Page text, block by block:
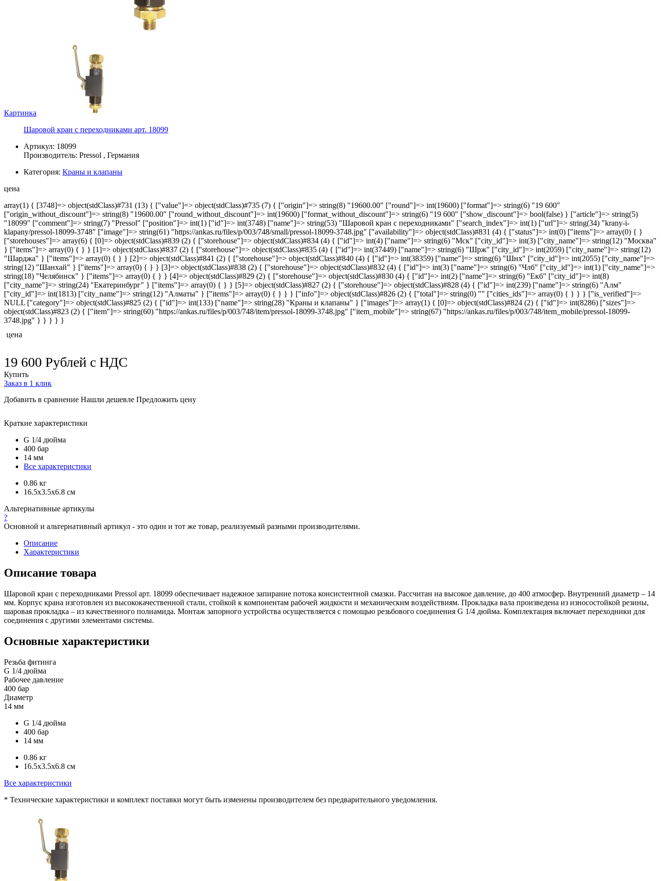
Картинка
Шаровой кран с переходниками арт. 18099
Артикул: 18099
Производитель: Pressol , Германия
Категория: Краны и клапаны
цена
array(1) { [3748]=> object(stdClass)#731 (13) { ["value"]=> object(stdClass)#735 (7) { ["origin"]=> string(8) "19600.00" ["round"]=> int(19600) ["format"]=> string(6) "19 600"
["origin_without_discount"]=> string(8) "19600.00" ["round_without_discount"]=> int(19600) ["format_without_discount"]=> string(6) "19 600" ["show_discount"]=> bool(false) } ["article"]=> string(5)
"18099" ["comment"]=> string(7) "Pressol" ["position"]=> int(1) ["id"]=> int(3748) ["name"]=> string(53) "Шаровой кран с переходниками" ["search_index"]=> int(1) ["url"]=> string(34) "krany-i-
klapany/pressol-18099-3748" ["image"]=> string(61) "https://ankas.ru/files/p/003/748/small/pressol-18099-3748.jpg" ["availability"]=> object(stdClass)#831 (4) { ["status"]=> int(0) ["items"]=> array(0) { }
["storehouses"]=> array(6) { [0]=> object(stdClass)#839 (2) { ["storehouse"]=> object(stdClass)#834 (4) { ["id"]=> int(4) ["name"]=> string(6) "Мск" ["city_id"]=> int(3) ["city_name"]=> string(12) "Москва"
} ["items"]=> array(0) { } } [1]=> object(stdClass)#837 (2) { ["storehouse"]=> object(stdClass)#835 (4) { ["id"]=> int(37449) ["name"]=> string(6) "Шрж" ["city_id"]=> int(2059) ["city_name"]=> string(12)
"Шарджа" } ["items"]=> array(0) { } } [2]=> object(stdClass)#841 (2) { ["storehouse"]=> object(stdClass)#840 (4) { ["id"]=> int(38359) ["name"]=> string(6) "Шнх" ["city_id"]=> int(2055) ["city_name"]=>
string(12) "Шанхай" } ["items"]=> array(0) { } } [3]=> object(stdClass)#838 (2) { ["storehouse"]=> object(stdClass)#832 (4) { ["id"]=> int(3) ["name"]=> string(6) "Члб" ["city_id"]=> int(1) ["city_name"]=>
string(18) "Челябинск" } ["items"]=> array(0) { } } [4]=> object(stdClass)#829 (2) { ["storehouse"]=> object(stdClass)#830 (4) { ["id"]=> int(2) ["name"]=> string(6) "Екб" ["city_id"]=> int(8)
["city_name"]=> string(24) "Екатеринбург" } ["items"]=> array(0) { } } [5]=> object(stdClass)#827 (2) { ["storehouse"]=> object(stdClass)#828 (4) { ["id"]=> int(239) ["name"]=> string(6) "Алм"
["city_id"]=> int(1813) ["city_name"]=> string(12) "Алматы" } ["items"]=> array(0) { } } } ["info"]=> object(stdClass)#826 (2) { ["total"]=> string(0) "" ["cities_ids"]=> array(0) { } } } ["is_verified"]=>
NULL ["category"]=> object(stdClass)#825 (2) { ["id"]=> int(133) ["name"]=> string(28) "Краны и клапаны" } ["images"]=> array(1) { [0]=> object(stdClass)#824 (2) { ["id"]=> int(8286) ["sizes"]=>
object(stdClass)#823 (2) { ["item"]=> string(60) "https://ankas.ru/files/p/003/748/item/pressol-18099-3748.jpg" ["item_mobile"]=> string(67) "https://ankas.ru/files/p/003/748/item_mobile/pressol-18099-
3748.jpg" } } } } }
цена
19 600 Рублей с НДС
Купить
Заказ в 1 клик
Добавить в сравнение Нашли дешевле Предложить цену
Краткие характеристики
G 1/4 дюйма
400 бар
14 мм
Все характеристики
0.86 кг
16.5x3.5x6.8 см
Альтернативные артикулы
?
Основной и альтернативный артикул - это один и тот же товар, реализуемый разными производителями.
Описание
Характеристики
Описание товара
Шаровой кран с переходниками Pressol арт. 18099 обеспечивает надежное запирание потока консистентной смазки. Рассчитан на высокое давление, до 400 атмосфер. Внутренний диаметр – 14
мм. Корпус крана изготовлен из высококачественной стали, стойкой к компонентам рабочей жидкости и механическим воздействиям. Прокладка вала произведена из износостойкой резины,
шаровая прокладка – из качественного полиамида. Монтаж запорного устройства осуществляется с помощью резьбового соединения G 1/4 дюйма. Комплектация включает переходники для
соединения с другими элементами системы.
Основные характеристики
Резьба фитинга
G 1/4 дюйма
Рабочее давление
400 бар
Диаметр
14 мм
G 1/4 дюйма
400 бар
14 мм
0.86 кг
16.5x3.5x6.8 см
Все характеристики
* Технические характеристики и комплект поставки могут быть изменены производителем без предварительного уведомления.